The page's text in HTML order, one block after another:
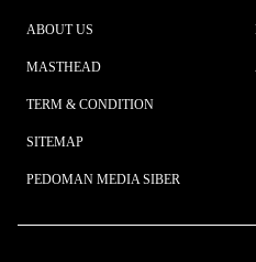
ABOUT US
MASTHEAD
TERM & CONDITION
SITEMAP
PEDOMAN MEDIA SIBER